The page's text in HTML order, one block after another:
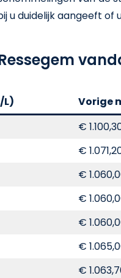
duidelijk aangeeft of
L)
Vorige
€
€
€
€
€
€
€